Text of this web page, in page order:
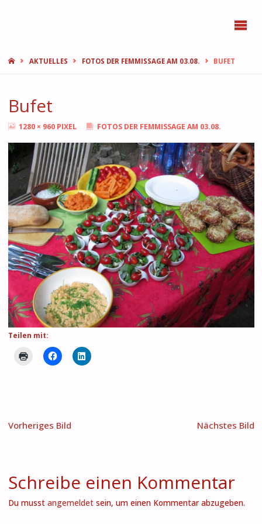
STARTAKTUELLES FOTOS DER FEMMISSAGE AM 03.08. BUFET
Bufet
ORIGINALGRÖSSE
1280 × 960 PIXEL FOTOS DER FEMMISSAGE AM 03.08.
Teilen mit:
Vorheriges Bild Nächstes Bild
Schreibe einen Kommentar
Du musst angemeldetsein, um einen Kommentar abzugeben.